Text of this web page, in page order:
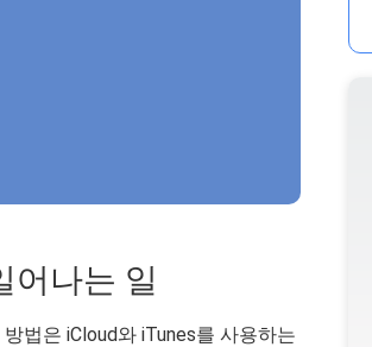
어나는 일
법은 iCloud와 iTunes를 사용하는